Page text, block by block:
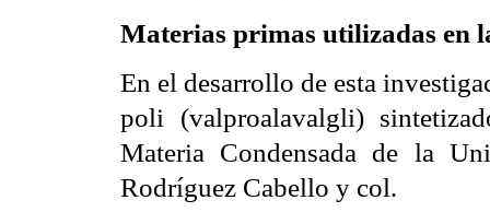
Materias primas utilizadas en
En el desarrollo de esta
poli (valproalavalgli)
Materia Condensada de la
Rodríguez Cabello y col.